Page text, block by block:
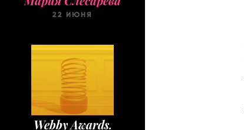
22 ИЮНЯ
Webby Awards.